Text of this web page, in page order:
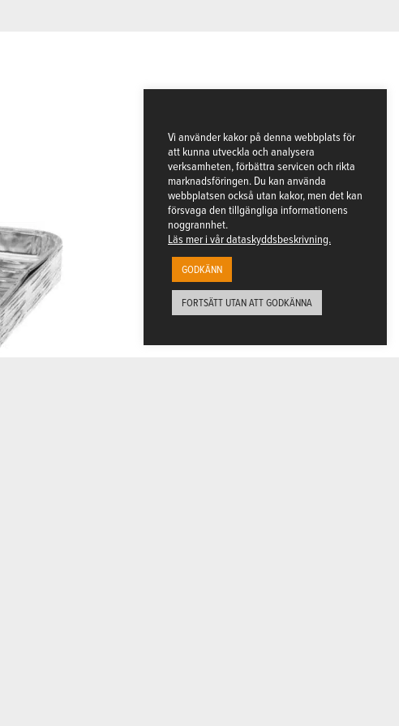
Vi använder kakor på denna webbplats för
att kunna utveckla och analysera
verksamheten, förbättra servicen och rikta
marknadsföringen. Du kan använda
webbplatsen också utan kakor, men det kan
försvaga den tillgängliga informationens
noggrannhet.
Läs mer i vår dataskyddsbeskrivning.
GODKÄNN
FORTSÄTT UTAN ATT GODKÄNNA